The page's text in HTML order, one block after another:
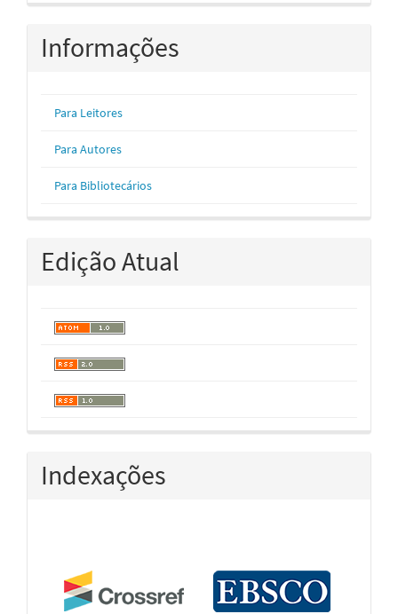
Informações
Para Leitores
Para Autores
Para Bibliotecários
Edição Atual
Indexações